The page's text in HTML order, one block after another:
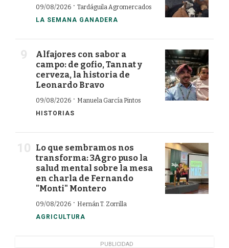
09/08/2026 · Tardáguila Agromercados
LA SEMANA GANADERA
Alfajores con sabor a
campo: de gofio, Tannat y
cerveza, la historia de
Leonardo Bravo
09/08/2026 · Manuela García Pintos
HISTORIAS
Lo que sembramos nos
transforma: 3Agro puso la
salud mental sobre la mesa
en charla de Fernando
"Monti" Montero
09/08/2026 · Hernán T. Zorrilla
AGRICULTURA
PUBLICIDAD